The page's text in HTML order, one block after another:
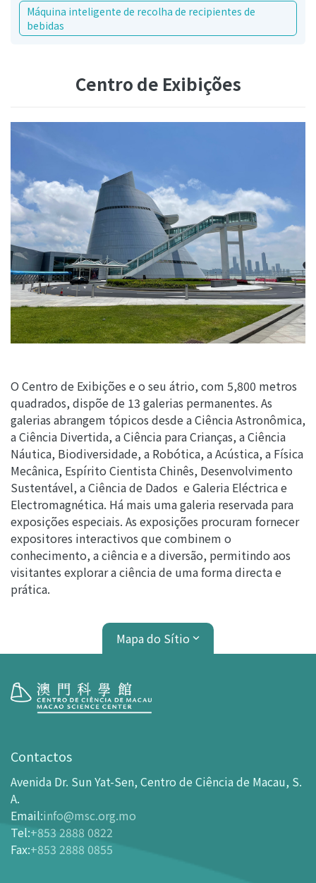
Máquina inteligente de recolha de recipientes de
bebidas
Centro de Exibições
O Centro de Exibições e o seu átrio, com 5,800 metros
quadrados, dispõe de 13 galerias permanentes. As
galerias abrangem tópicos desde a Ciência Astronômica,
a Ciência Divertida, a Ciência para Crianças, a Ciência
Náutica, Biodiversidade, a Robótica, a Acústica, a Física
Mecânica, Espírito Cientista Chinês, Desenvolvimento
Sustentável, a Ciência de Dados e Galeria Eléctrica e
Electromagnética. Há mais uma galeria reservada para
exposições especiais. As exposições procuram fornecer
expositores interactivos que combinem o
conhecimento, a ciência e a diversão, permitindo aos
visitantes explorar a ciência de uma forma directa e
prática.
Mapa do Sítio
Horário de Funcionamento
Como chegar ao MSC
Bilheteira
- Comprar Ingressos On-line
- Ingressos e Tabela de Descontos
Contactos
Avenida Dr. Sun Yat-Sen, Centro de Ciência de Macau, S.
A.
Email:info@msc.org.mo
Tel:+853 2888 0822
Fax:+853 2888 0855